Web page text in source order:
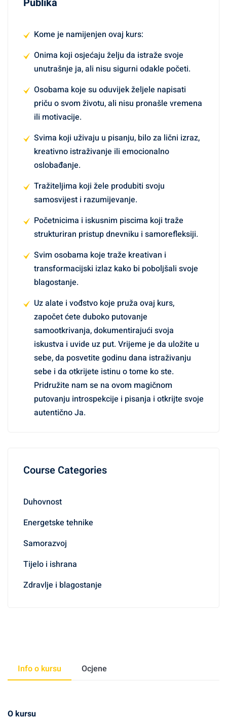
Info o kursu Ocjene
O kursu
Kome je namijenjen ovaj kurs:
Onima koji osjećaju želju da istraže svoje
unutrašnje ja, ali nisu sigurni odakle početi.
Osobama koje su oduvijek željele napisati
priču o svom životu, ali nisu pronašle vremena
ili motivacije.
Svima koji uživaju u pisanju, bilo za lični izraz,
kreativno istraživanje ili emocionalno
oslobađanje.
Tražiteljima koji žele produbiti svoju
samosvijest i razumijevanje.
Početnicima i iskusnim piscima koji traže
strukturiran pristup dnevniku i samorefleksiji.
Svim osobama koje traže kreativan i
transformacijski izlaz kako bi poboljšali svoje
blagostanje.
Uz alate i vođstvo koje pruža ovaj kurs,
započet ćete duboko putovanje
samootkrivanja, dokumentirajući svoja
iskustva i uvide uz put. Vrijeme je da uložite u
sebe, da posvetite godinu dana istraživanju
sebe i da otkrijete istinu o tome ko ste.
Pridružite nam se na ovom magičnom
putovanju introspekcije i pisanja i otkrijte svoje
autentično Ja.
Course Categories
Duhovnost
Energetske tehnike
Samorazvoj
Tijelo i ishrana
Zdravlje i blagostanje